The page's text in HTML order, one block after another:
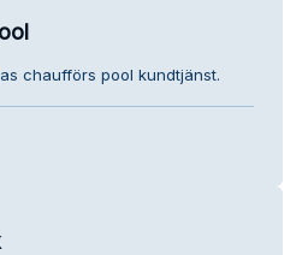
chaufförs pool kundtjänst.